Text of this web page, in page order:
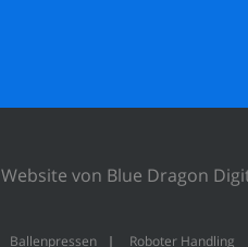
Website von Blue Dragon
Ballenpressen Roboter Handling